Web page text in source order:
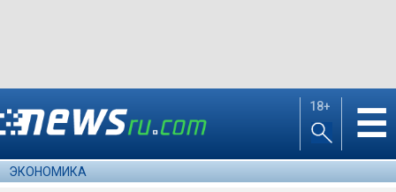
18+ ☰
ЭКОНОМИКА